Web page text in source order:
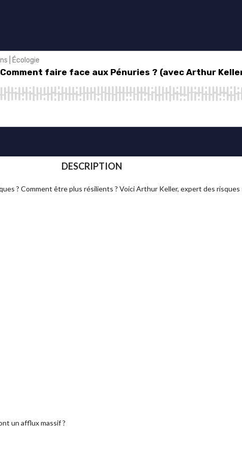
DESCRIPTION
? Comment être plus résilients ? Voici Arthur Keller, expert des
un afflux massif ?